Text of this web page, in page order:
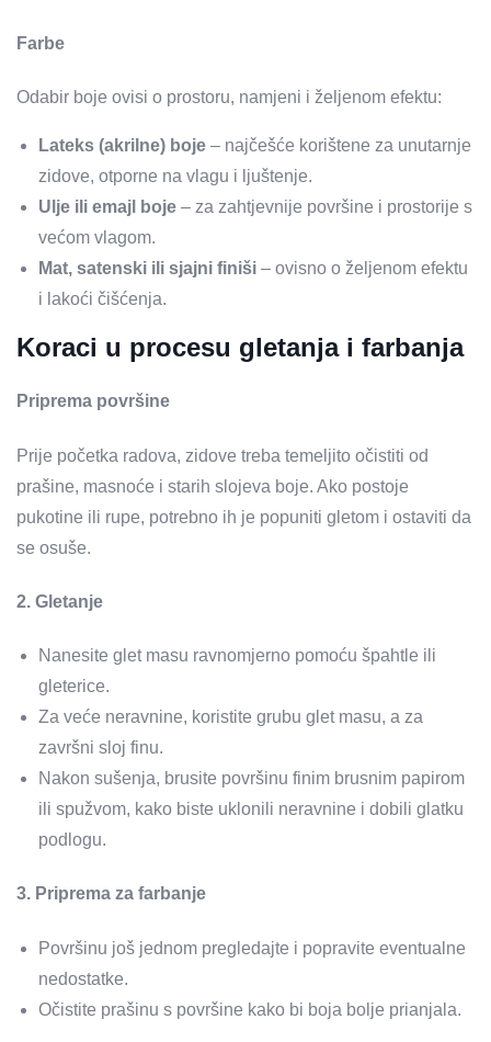
Farbe
Odabir boje ovisi o prostoru, namjeni i željenom efektu:
Lateks (akrilne) boje – najčešće korištene za unutarnje
zidove, otporne na vlagu i ljuštenje.
Ulje ili emajl boje – za zahtjevnije površine i prostorije s
većom vlagom.
Mat, satenski ili sjajni finiši – ovisno o željenom efektu
i lakoći čišćenja.
Koraci u procesu gletanja i farbanja
Priprema površine
Prije početka radova, zidove treba temeljito očistiti od
prašine, masnoće i starih slojeva boje. Ako postoje
pukotine ili rupe, potrebno ih je popuniti gletom i ostaviti da
se osuše.
2. Gletanje
Nanesite glet masu ravnomjerno pomoću špahtle ili
gleterice.
Za veće neravnine, koristite grubu glet masu, a za
završni sloj finu.
Nakon sušenja, brusite površinu finim brusnim papirom
ili spužvom, kako biste uklonili neravnine i dobili glatku
podlogu.
3. Priprema za farbanje
Površinu još jednom pregledajte i popravite eventualne
nedostatke.
Očistite prašinu s površine kako bi boja bolje prianjala.